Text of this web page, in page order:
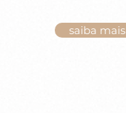
saiba mais